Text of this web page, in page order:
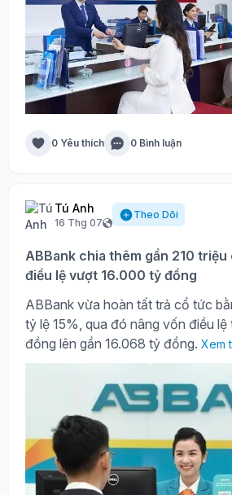
0 Yêu thích 0 Bình luận
Tú Anh
16 Thg 07
Theo Dõi
ABBank chia thêm gần 210
điều lệ vượt 16.000 tỷ đồng
ABBank vừa hoàn tất trả cổ tức
tỷ lệ 15%, qua đó nâng vốn điều
đồng lên gần 16.068 tỷ đồng. Xem